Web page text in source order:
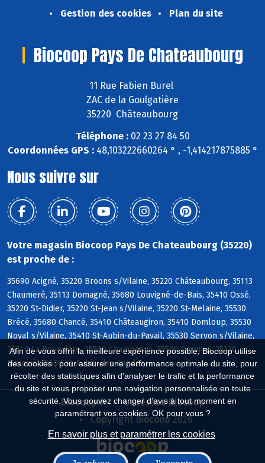
Afin de vous offrir la meilleure expérience possible, Biocoop utilise
des cookies : pour assurer une performance optimale du site, pour
récolter des statistiques afin d'analyser le trafic et la performance
du site et vous proposer une navigation personnalisée en toute
sécurité. Vous pouvez changer d'avis à tout moment en
paramétrant vos cookies. OK pour vous ?
En savoir plus et paramétrer les cookies
Gestion des cookies
Plan du site
Biocoop Pays De Chateaubourg
11 Rue Fabien Burel
ZAC de la Goulgatière
35220 Châteaubourg
Téléphone :02 23 27 84 50
Coordonnées GPS :48,103222660264 ° , -1,414217875885 °
Nous suivre sur
Votre magasin Biocoop Pays De Chateaubourg (35220)
est proche de :
35690 Acigné, 35220 Broons s/Vilaine, 35220 Châteaubourg, 35113
Chaumeré, 35113 Domagné, 35680 Louvigné-de-Bais, 35410 Ossé,
35220 St-Didier, 35220 St-Jean s/Vilaine, 35220 St-Melaine, 35530
Brécé, 35680 Chancé, 35410 Châteaugiron, 35410 Domloup, 35530
Noyal s/Vilaine, 35410 St-Aubin-du-Pavail, 35530 Servon s/Vilaine,
35340 La Bouëxière, 35500 Champeaux, 35500 Cornillé, 35220
Marpiré, 35500 St-Aubin-des-Landes
Biocoop.fr
Le réseau Biocoop
Copyright Biocoop 2026